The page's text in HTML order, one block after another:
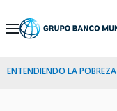
Skip
Navigation
ENTENDIENDO LA POBREZA